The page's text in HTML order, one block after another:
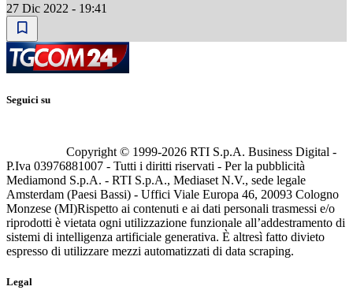
27 Dic 2022 - 19:41
Seguici su
Copyright © 1999-2026 RTI S.p.A. Business Digital -
P.Iva 03976881007 - Tutti i diritti riservati - Per la pubblicità
Mediamond S.p.A. - RTI S.p.A., Mediaset N.V., sede legale
Amsterdam (Paesi Bassi) - Uffici Viale Europa 46, 20093 Cologno
Monzese (MI)Rispetto ai contenuti e ai dati personali trasmessi e/o
riprodotti è vietata ogni utilizzazione funzionale all’addestramento di
sistemi di intelligenza artificiale generativa. È altresì fatto divieto
espresso di utilizzare mezzi automatizzati di data scraping.
Legal